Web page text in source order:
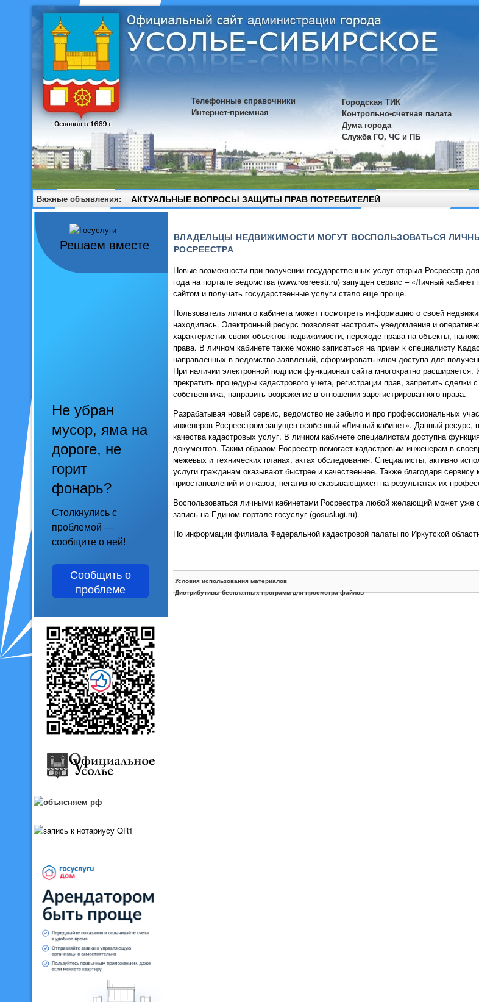
Телефонные справочники
Интернет-приемная
Городская ТИК
Контрольно-счетная палата
Дума города
Служба ГО, ЧС и ПБ
Важные объявления: АКТУАЛЬНЫЕ ВОПРОСЫ ЗАЩИТЫ ПРАВ ПОТРЕБИТЕЛЕЙ
Решаем вместе
Не убран
мусор, яма на
дороге, не
горит
фонарь?
Столкнулись с
проблемой —
сообщите о ней!
Сообщить о
проблеме
ВЛАДЕЛЬЦЫ НЕДВИЖИМОСТИ МОГУТ ВОСПОЛЬЗОВАТЬСЯ
РОСРЕЕСТРА
Новые возможности при получении государственных услуг открыл Росреестр
года на портале ведомства (www.rosreestr.ru) запущен сервис – «Личный
сайтом и получать государственные услуги стало еще проще.
Пользователь личного кабинета может посмотреть информацию о своей
находилась. Электронный ресурс позволяет настроить уведомления и
характеристик своих объектов недвижимости, переходе права на объекты,
права. В личном кабинете также можно записаться на прием к специалисту
направленных в ведомство заявлений, сформировать ключ доступа для
При наличии электронной подписи функционал сайта многократно
прекратить процедуры кадастрового учета, регистрации прав, запретить
собственника, направить возражение в отношении зарегистрированного права.
Разрабатывая новый сервис, ведомство не забыло и про профессиональных
инженеров Росреестром запущен особенный «Личный кабинет». Данный
качества кадастровых услуг. В личном кабинете специалистам доступна
документов. Таким образом Росреестр помогает кадастровым инженерам в
межевых и технических планах, актах обследования. Специалисты, активно
услуги гражданам оказывают быстрее и качественнее. Также благодаря
приостановлений и отказов, негативно сказывающихся на результатах их
Воспользоваться личными кабинетами Росреестра любой желающий может уже
запись на Едином портале госуслуг (gosuslugi.ru).
По информации филиала Федеральной кадастровой палаты по Иркутской
Условия использования материалов
Дистрибутивы бесплатных программ для просмотра файлов